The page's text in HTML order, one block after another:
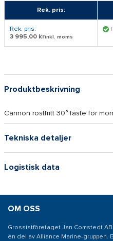
Rek. pris:
Rek. pris:
3 995,00 krinkl. moms
Produktbeskrivning
Cannon rostfritt 30° fäste för
Tekniska detaljer
Logistisk data
OM OSS
Grossistföretaget Jan Comstedt
en del av Alliance Marine-gruppen.